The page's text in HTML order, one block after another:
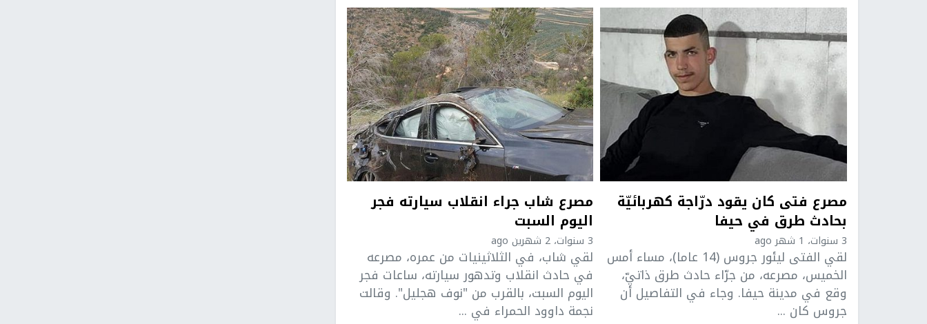
مصرع فتى كان يقود درّاجة كهربائيّة
بحادث طرق في حيفا
3 سنوات، 1 شهر ago
لقي الفتى ليئور جروس (14 عاما)، مساء أمس
الخميس، مصرعه، من جرّاء حادث طرق ذاتيّ،
وقع في مدينة حيفا. وجاء في التفاصيل أن
جروس كان ...
مصرع شاب جراء انقلاب سيارته فجر
اليوم السبت
3 سنوات، 2 شهرين ago
لقي شاب، في الثلاثينيات من عمره، مصرعه
في حادث انقلاب وتدهور سيارته، ساعات فجر
اليوم السبت، بالقرب من "نوف هجليل". وقالت
نجمة داوود الحمراء في ...